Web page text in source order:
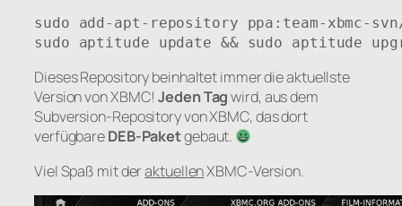
sudo add-apt-repository ppa:team-xbmc-
sudo aptitude update && sudo aptitude
Dieses Repository beinhaltet immer die aktuellste
Version von XBMC!Jeden Tagwird, aus dem
Subversion-Repository von XBMC, das dort
verfügbareDEB-Paketgebaut.
Viel Spaß mit deraktuellenXBMC-Version.